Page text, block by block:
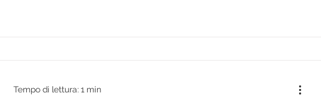
Tempo di lettura: 1 min